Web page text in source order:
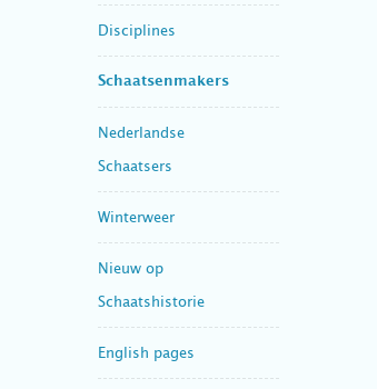
Disciplines
Schaatsenmakers
Nederlandse
Schaatsers
Winterweer
Nieuw op
Schaatshistorie
English pages